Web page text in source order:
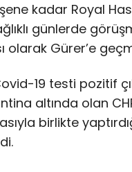
kadar Royal
günlerde
olarak Gürer’e
19 testi pozitif
altında olan
birlikte